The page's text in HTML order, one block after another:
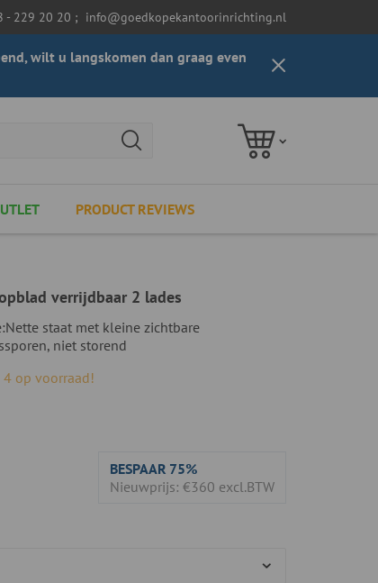
- 229 20 20 ; info@goedkopekantoorinrichting.nl
wilt u langskomen dan graag even
PRODUCT REVIEWS
verrijdbaar 2 lades
Nette staat met kleine zichtbare
niet storend
4 op voorraad!
BESPAAR 75%
Nieuwprijs: €360 excl.BTW